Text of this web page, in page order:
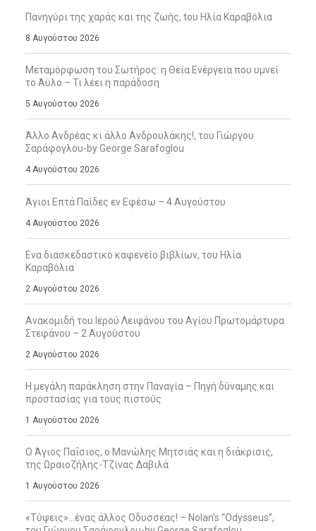
Πανηγύρι της χαράς και της ζωής, tου Ηλία Καραβόλια
8 Αυγούστου 2026
Μεταμόρφωση του Σωτήρος: η Θεία Ενέργεια που υμνεί
το Άϋλο – Τι λέει η παράδοση
5 Αυγούστου 2026
Άλλο Ανδρέας κι άλλο Ανδρουλάκης!, του Γιώργου
Σαράφογλου-by George Sarafoglou
4 Αυγούστου 2026
Άγιοι Επτά Παίδες εν Εφέσω – 4 Αυγούστου
4 Αυγούστου 2026
Ενα διασκεδαστικό καφενείο βιβλίων, του Ηλία
Καραβόλια
2 Αυγούστου 2026
Ανακομιδή του Ιερού Λειψάνου του Αγίου Πρωτομάρτυρα
Στεφάνου – 2 Αυγούστου
2 Αυγούστου 2026
Η μεγάλη παράκληση στην Παναγία – Πηγή δύναμης και
προστασίας για τους πιστούς
1 Αυγούστου 2026
Ο Άγιος Παΐσιος, ο Μανώλης Μητσιάς και η διάκρισις,
της Ωραιοζήλης-Τζίνας Δαβιλά
1 Αυγούστου 2026
«Τύψεις»…ένας άλλος Οδυσσέας! – Nolan’s “Odysseus”,